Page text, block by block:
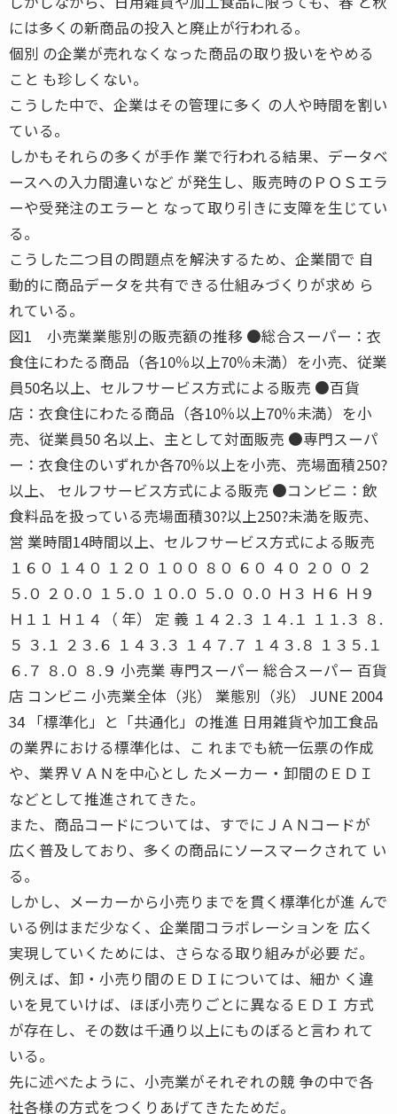
には多くの新商品の投入と廃止が行われる。
個別 の企業が売れなくなった商品の取り扱いをやめる
こと も珍しくない。
こうした中で、企業はその管理に多く の人や時間を割い
ている。
しかもそれらの多くが手作 業で行われる結果、データベ
ースへの入力間違いなど が発生し、販売時のＰＯＳエラ
ーや受発注のエラーと なって取り引きに支障を生じてい
る。
こうした二つ目の問題点を解決するため、企業間で 自
動的に商品データを共有できる仕組みづくりが求め ら
れている。
図1 小売業業態別の販売額の推移 ●総合スーパー：衣
食住にわたる商品（各10％以上70％未満）を小売、従業
員50名以上、セルフサービス方式による販売 ●百貨
店：衣食住にわたる商品（各10％以上70％未満）を小
売、従業員50 名以上、主として対面販売 ●専門スーパ
ー：衣食住のいずれか各70％以上を小売、売場面積250?
以上、 セルフサービス方式による販売 ●コンビニ：飲
食料品を扱っている売場面積30?以上250?未満を販売、
営 業時間14時間以上、セルフサービス方式による販売
１６０ １４０ １２０ １００ ８０ ６０ ４０ ２０ ０ ２
５.０ ２０.０ １５.０ １０.０ ５.０ ０.０ Ｈ３ Ｈ６ Ｈ９
Ｈ１１ Ｈ１４（ 年） 定 義 １４２.３ １４.１ １１.３ ８.
５ ３.１ ２３.６ １４３.３ １４７.７ １４３.８ １３５.１
６.７ ８.０ ８.９ 小売業 専門スーパー 総合スーパー 百貨
店 コンビニ 小売業全体（兆） 業態別（兆） JUNE 2004
34 「標準化」と「共通化」の推進 日用雑貨や加工食品
の業界における標準化は、こ れまでも統一伝票の作成
や、業界ＶＡＮを中心とし たメーカー・卸間のＥＤＩ
などとして推進されてきた。
また、商品コードについては、すでにＪＡＮコードが
広く普及しており、多くの商品にソースマークされて い
る。
しかし、メーカーから小売りまでを貫く標準化が進 んで
いる例はまだ少なく、企業間コラボレーションを 広く
実現していくためには、さらなる取り組みが必要 だ。
例えば、卸・小売り間のＥＤＩについては、細か く違
いを見ていけば、ほぼ小売りごとに異なるＥＤＩ 方式
が存在し、その数は千通り以上にものぼると言わ れて
いる。
先に述べたように、小売業がそれぞれの競 争の中で各
社各様の方式をつくりあげてきたためだ。